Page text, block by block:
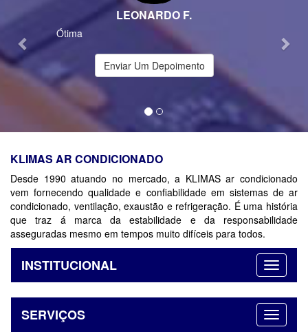
LEONARDO F.
Ótima
Enviar Um Depoimento
KLIMAS AR CONDICIONADO
Desde 1990 atuando no mercado, a KLIMAS ar condicionado
vem fornecendo qualidade e confiabilidade em sistemas de ar
condicionado, ventilação, exaustão e refrigeração. É uma história
que traz á marca da estabilidade e da responsabilidade
asseguradas mesmo em tempos muito difíceis para todos.
INSTITUCIONAL
SERVIÇOS